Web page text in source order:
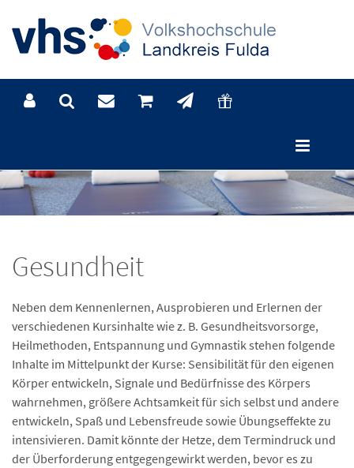
Gesundheit
Neben dem Kennenlernen, Ausprobieren und Erlernen der
verschiedenen Kursinhalte wie z. B. Gesundheitsvorsorge,
Heilmethoden, Entspannung und Gymnastik stehen folgende
Inhalte im Mittelpunkt der Kurse: Sensibilität für den eigenen
Körper entwickeln, Signale und Bedürfnisse des Körpers
wahrnehmen, größere Achtsamkeit für sich selbst und andere
entwickeln, Spaß und Lebensfreude sowie Übungseffekte zu
intensivieren. Damit könnte der Hetze, dem Termindruck und
der Überforderung entgegengewirkt werden, bevor es zu